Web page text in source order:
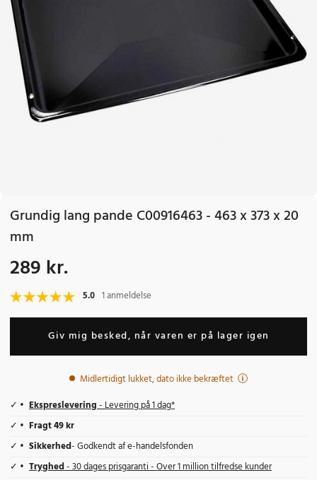
Grundig lang pande C00916463 - 463 x 373 x 20
mm
Pris:289 kr.
289 kr.
5.0 1 anmeldelse
Giv mig besked, når varen er på lager igen
Midlertidigt lukket, dato ikke bekræftet
Ekspreslevering- Levering på 1 dag*
Fragt 49 kr
Sikkerhed- Godkendt af e-handelsfonden
Tryghed- 30 dages prisgaranti - Over 1 million tilfredse kunder